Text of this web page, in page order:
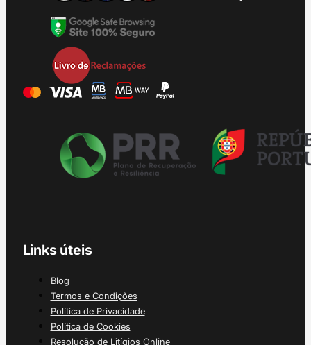
Links úteis
Blog
Termos e Condições
Política de Privacidade
Política de Cookies
Resolução de Litígios Online